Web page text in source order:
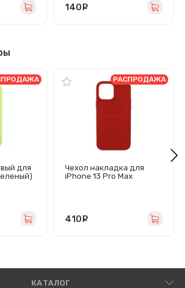
J510F/
140
для
Чехол накладка для
iPhone 13 Pro Max
РАСПРОДАЖА
410
КАТАЛОГ